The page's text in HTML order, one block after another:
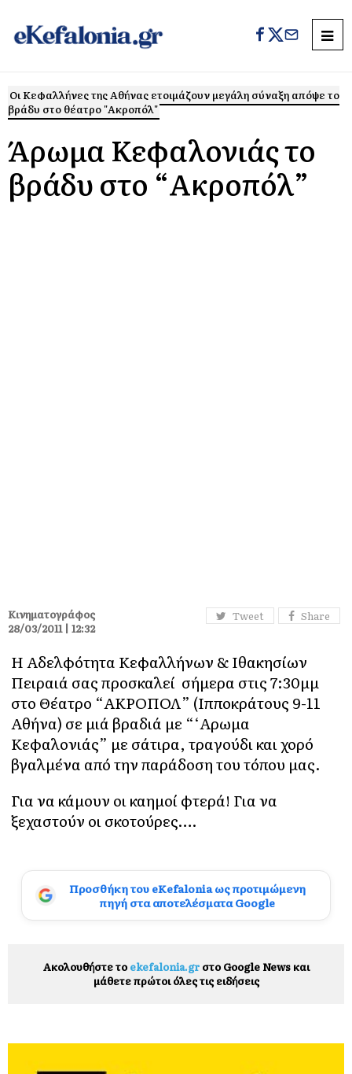
Οι Κεφαλλήνες της Αθήνας ετοιμάζουν μεγάλη σύναξη απόψε το
βράδυ στο θέατρο "Ακροπόλ"
Άρωμα Κεφαλονιάς το
βράδυ στο “Ακροπόλ”
Tweet Share
Κινηματογράφος
28/03/2011 | 12:32
Η Αδελφότητα Κεφαλλήνων & Ιθακησίων
Πειραιά σας προσκαλεί σήμερα στις 7:30μμ
στο Θέατρο “ΑΚΡΟΠΟΛ” (Ιπποκράτους 9-11
Αθήνα) σε μιά βραδιά με “‘Αρωμα
Κεφαλονιάς” με σάτιρα, τραγούδι και χορό
βγαλμένα από την παράδοση του τόπου μας.
Για να κάμουν οι καημοί φτερά! Για να
ξεχαστούν οι σκοτούρες….
Προσθήκη του eKefalonia ως προτιμώμενη
πηγή στα αποτελέσματα Google
Ακολουθήστε το ekefalonia.grστο Google News και
μάθετε πρώτοι όλες τις ειδήσεις